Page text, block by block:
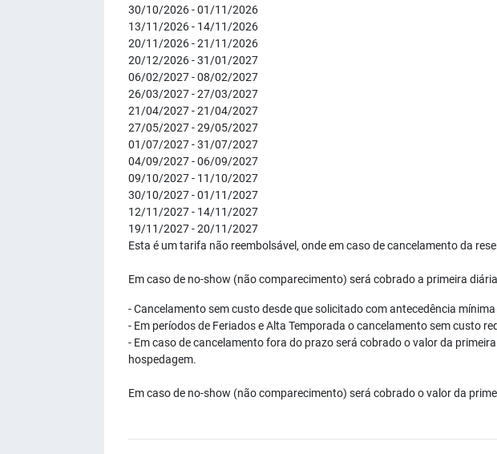
30/10/2026 - 01/11/2026
13/11/2026 - 14/11/2026
20/11/2026 - 21/11/2026
20/12/2026 - 31/01/2027
06/02/2027 - 08/02/2027
26/03/2027 - 27/03/2027
21/04/2027 - 21/04/2027
27/05/2027 - 29/05/2027
01/07/2027 - 31/07/2027
04/09/2027 - 06/09/2027
09/10/2027 - 11/10/2027
30/10/2027 - 01/11/2027
12/11/2027 - 14/11/2027
19/11/2027 - 20/11/2027
Esta é um tarifa não reembolsável, onde em caso de cancelamento da
Em caso de no-show (não comparecimento) será cobrado a primeira
- Cancelamento sem custo desde que solicitado com antecedência
- Em períodos de Feriados e Alta Temporada o cancelamento sem custo
- Em caso de cancelamento fora do prazo será cobrado o valor da
hospedagem.
Em caso de no-show (não comparecimento) será cobrado o valor da